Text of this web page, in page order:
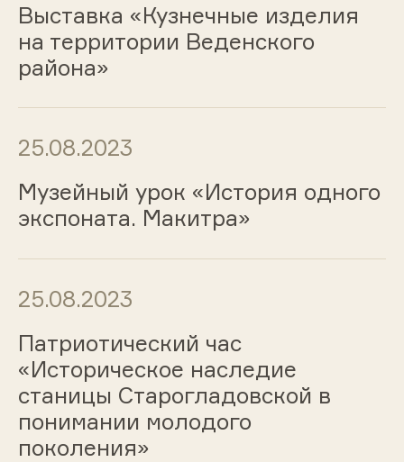
Выставка «Кузнечные изделия
на территории Веденского
района»
25.08.2023
Музейный урок «История одного
экспоната. Макитра»
25.08.2023
Патриотический час
«Историческое наследие
станицы Старогладовской в
понимании молодого
поколения»